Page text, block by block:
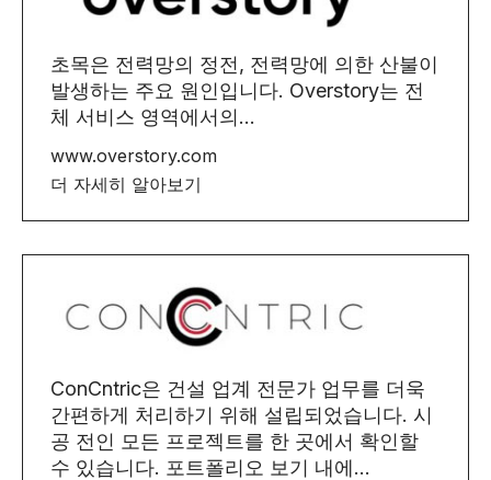
초목은 전력망의 정전, 전력망에 의한 산불이
발생하는 주요 원인입니다. Overstory는 전
체 서비스 영역에서의...
www.overstory.com
더 자세히 알아보기
ConCntric은 건설 업계 전문가 업무를 더욱
간편하게 처리하기 위해 설립되었습니다. 시
공 전인 모든 프로젝트를 한 곳에서 확인할
수 있습니다. 포트폴리오 보기 내에...